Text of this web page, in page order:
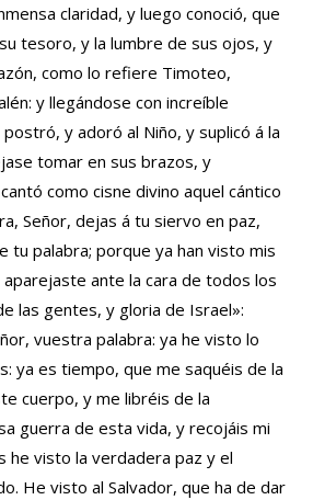
claridad, y luego conoció, que
tesoro, y la lumbre de sus ojos, y
como lo refiere Timoteo,
y llegándose con increíble
y adoró al Niño, y suplicó á la
tomar en sus brazos, y
como cisne divino aquel cántico
Señor, dejas á tu siervo en paz,
tu palabra; porque ya han visto mis
aparejaste ante la cara de todos los
las gentes, y gloria de Israel»:
vuestra palabra: ya he visto lo
ya es tiempo, que me saquéis de la
cuerpo, y me libréis de la
guerra de esta vida, y recojáis mi
he visto la verdadera paz y el
He visto al Salvador, que ha de dar